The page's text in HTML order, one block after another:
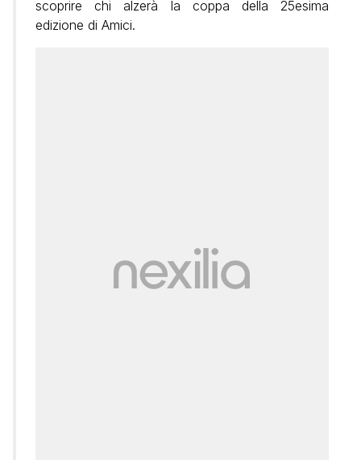
scoprire chi alzerà la coppa della 25esima
edizione di Amici.